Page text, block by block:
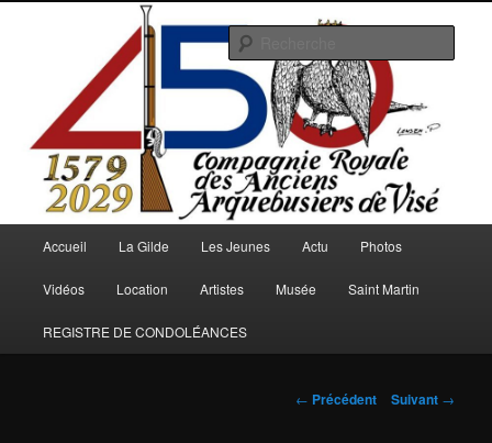
Arquebusiers.eu
Accueil La Gilde Les Jeunes Actu Photos
Vidéos Location Artistes Musée Saint Martin
REGISTRE DE CONDOLÉANCES
Navigation
← Précédent Suivant →